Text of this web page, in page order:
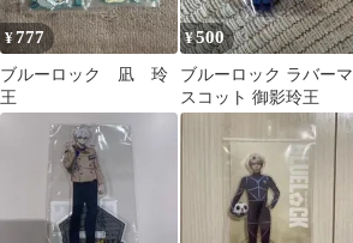
¥777
ブルーロック 凪 玲
王
¥500
ブルーロック ラバーマ
スコット 御影玲王